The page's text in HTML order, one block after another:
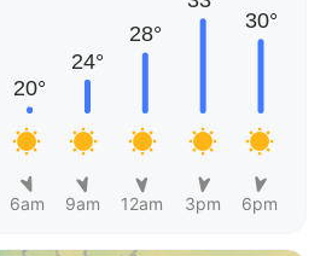
6am 9am 12am 3pm 6pm